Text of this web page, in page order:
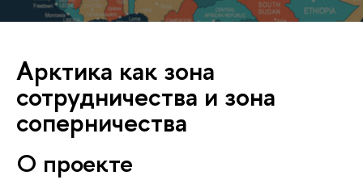
Арктика как зона
сотрудничества и зона
соперничества
О проекте